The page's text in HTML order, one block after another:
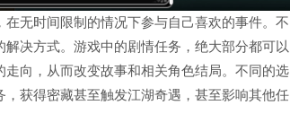
无时间限制的情况下参与自己喜欢的事件。不
决方式。游戏中的剧情任务，绝大部分都可以
向，从而改变故事和相关角色结局。不同的选
获得密藏甚至触发江湖奇遇，甚至影响其他任